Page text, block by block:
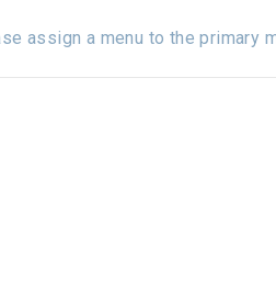
assign a menu to the primary